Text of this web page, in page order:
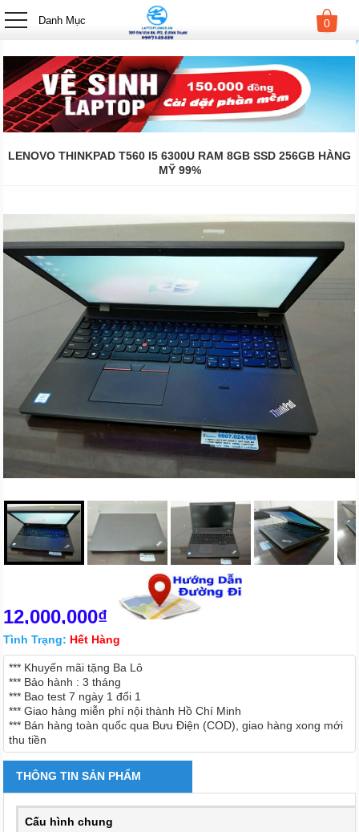
Danh Mục 0
LENOVO THINKPAD T560 I5 6300U RAM 8GB SSD 256GB HÀNG
MỸ 99%
12,000,000₫
Tình Trạng: Hết Hàng
*** Khuyến mãi tặng Ba Lô
*** Bảo hành : 3 tháng
*** Bao test 7 ngày 1 đổi 1
*** Giao hàng miễn phí nội thành Hồ Chí Minh
*** Bán hàng toàn quốc qua Bưu Điện (COD), giao hàng xong mới
thu tiền
THÔNG TIN SẢN PHẨM
Cấu hình chung